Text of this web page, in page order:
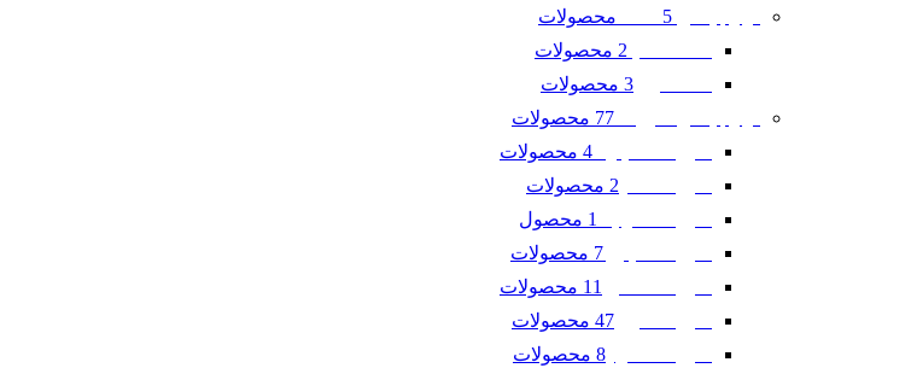
5 محصولات
2 محصولات
3 محصولات
77 محصولات
4 محصولات
2 محصولات
1 محصول
7 محصولات
11 محصولات
47 محصولات
8 محصولات